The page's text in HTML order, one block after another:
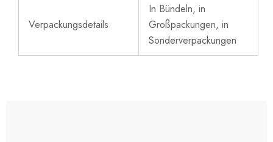
Verpackungsdetails
In Bündeln, in
Großpackungen, in
Sonderverpackungen